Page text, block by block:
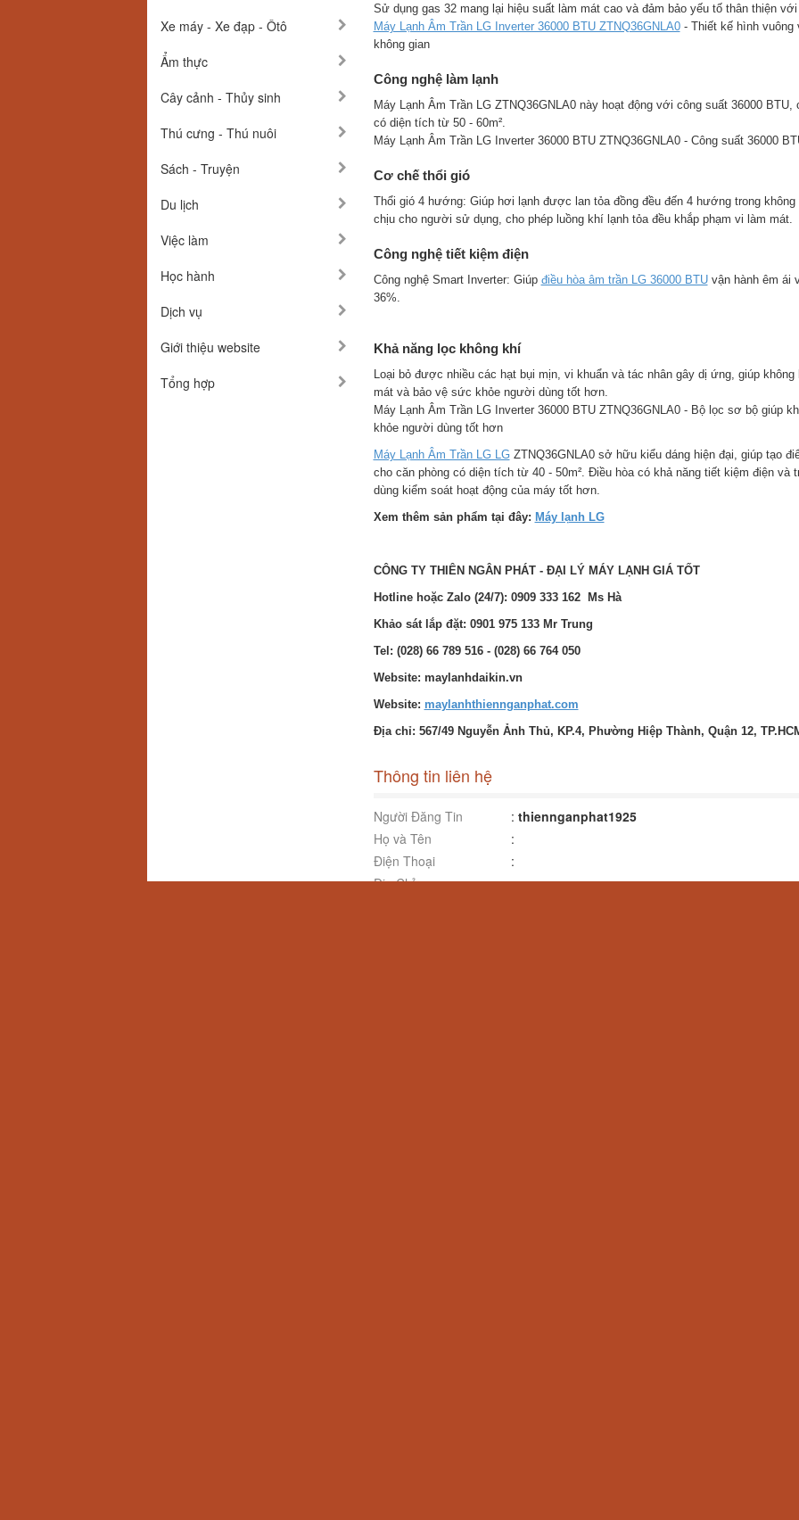
Xe máy - Xe đạp - Ôtô
Ẩm thực
Cây cảnh - Thủy sinh
Thú cưng - Thú nuôi
Sách - Truyện
Du lịch
Việc làm
Học hành
Dịch vụ
Giới thiệu website
Tổng hợp
Sử dụng gas 32 mang lại hiệu suất làm mát cao và đảm bảo yếu tố thân thiện
Máy Lạnh Âm Trần LG Inverter 36000 BTU ZTNQ36GNLA0- Thiết kế hình vuông
không gian
Công nghệ làm lạnh
Máy Lạnh Âm Trần LG ZTNQ36GNLA0 này hoạt động với công suất 36000
có diện tích từ 50 - 60m².
Máy Lạnh Âm Trần LG Inverter 36000 BTU ZTNQ36GNLA0 - Công suất 36000
Cơ chế thổi gió
Thổi gió 4 hướng: Giúp hơi lạnh được lan tỏa đồng đều đến 4 hướng trong
chịu cho người sử dụng, cho phép luồng khí lạnh tỏa đều khắp phạm vi làm mát.
Công nghệ tiết kiệm điện
Công nghệ Smart Inverter: Giúp điều hòa âm trần LG 36000 BTUvận hành êm ái
36%.
Khả năng lọc không khí
Loại bỏ được nhiều các hạt bụi mịn, vi khuẩn và tác nhân gây dị ứng, giúp
mát và bảo vệ sức khỏe người dùng tốt hơn.
Máy Lạnh Âm Trần LG Inverter 36000 BTU ZTNQ36GNLA0 - Bộ lọc sơ bộ giúp
khỏe người dùng tốt hơn
Máy Lạnh Âm Trần LG LGZTNQ36GNLA0 sở hữu kiểu dáng hiện đại, giúp tạo
cho căn phòng có diện tích từ 40 - 50m². Điều hòa có khả năng tiết kiệm điện và
dùng kiểm soát hoạt động của máy tốt hơn.
Xem thêm sản phẩm tại đây: Máy lạnh LG
CÔNG TY THIÊN NGÂN PHÁT - ĐẠI LÝ MÁY LẠNH GIÁ TỐT
Hotline hoặc Zalo (24/7): 0909 333 162 Ms Hà
Khảo sát lắp đặt: 0901 975 133 Mr Trung
Tel: (028) 66 789 516 - (028) 66 764 050
Website: maylanhdaikin.vn
Website: maylanhthiennganphat.com
Địa chỉ: 567/49 Nguyễn Ảnh Thủ, KP.4, Phường Hiệp Thành, Quận 12,
Thông tin liên hệ
Người Đăng Tin : thiennganphat1925
Họ và Tên
:
Điện Thoại
:
Địa Chỉ
: